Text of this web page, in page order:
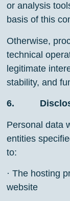
or analysis
basis of this
Otherwise,
technical
legitimate
stability, and
6.
Personal data
entities
to:
· The hosting
website